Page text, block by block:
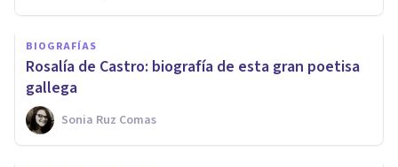
BIOGRAFÍAS
Rosalía de Castro: biografía de esta gran poetisa
gallega
Sonia Ruz Comas